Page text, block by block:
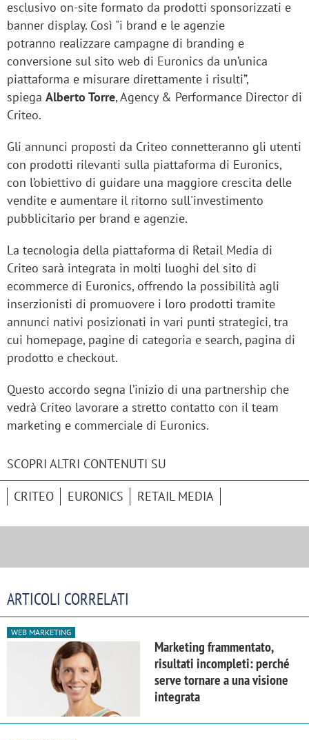
esclusivo on-site formato da prodotti sponsorizzati e
banner display. Così "i brand e le agenzie
potranno realizzare campagne di branding e
conversione sul sito web di Euronics da un’unica
piattaforma e misurare direttamente i risulti”,
spiega Alberto Torre, Agency & Performance Director di
Criteo.
Gli annunci proposti da Criteo connetteranno gli utenti
con prodotti rilevanti sulla piattaforma di Euronics,
con l’obiettivo di guidare una maggiore crescita delle
vendite e aumentare il ritorno sull'investimento
pubblicitario per brand e agenzie.
La tecnologia della piattaforma di Retail Media di
Criteo sarà integrata in molti luoghi del sito di
ecommerce di Euronics, offrendo la possibilità agli
inserzionisti di promuovere i loro prodotti tramite
annunci nativi posizionati in vari punti strategici, tra
cui homepage, pagine di categoria e search, pagina di
prodotto e checkout.
Questo accordo segna l’inizio di una partnership che
vedrà Criteo lavorare a stretto contatto con il team
marketing e commerciale di Euronics.
SCOPRI ALTRI CONTENUTI SU
CRITEO EURONICS RETAIL MEDIA
ARTICOLI CORRELATI
WEB MARKETING
Marketing frammentato,
risultati incompleti: perché
serve tornare a una visione
integrata